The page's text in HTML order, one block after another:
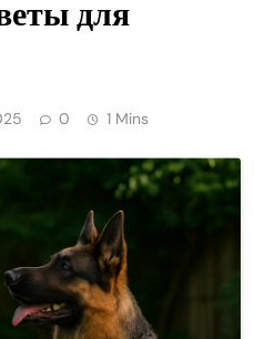
для
0 1 Mins